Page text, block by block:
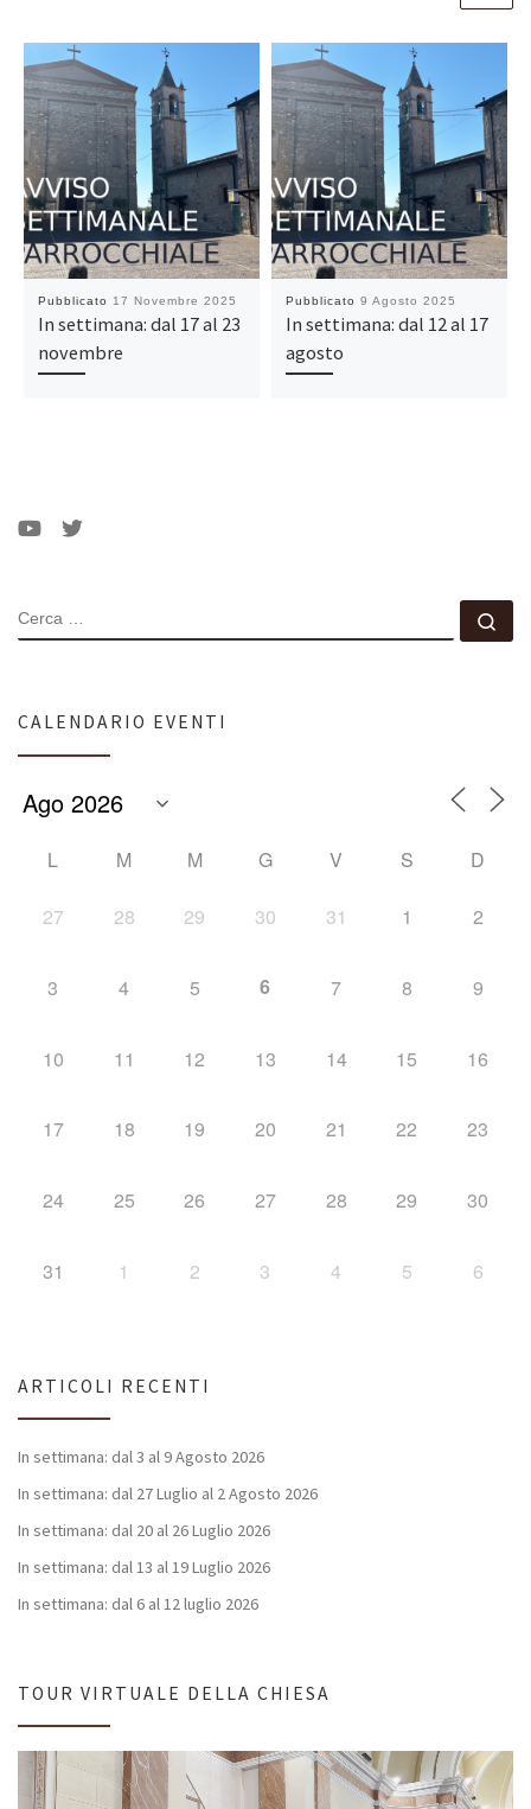
Pubblicato 17 Novembre 2025
In settimana: dal 17 al 23
novembre
Pubblicato 9 Agosto 2025
In settimana: dal 12 al 17
agosto
CERCA
CALENDARIO EVENTI
L M M G V S D
27 28 29 30 31 1 2
3 4 5 6 7 8 9
10 11 12 13 14 15 16
17 18 19 20 21 22 23
24 25 26 27 28 29 30
31 1 2 3 4 5 6
ARTICOLI RECENTI
In settimana: dal 3 al 9 Agosto 2026
In settimana: dal 27 Luglio al 2 Agosto 2026
In settimana: dal 20 al 26 Luglio 2026
In settimana: dal 13 al 19 Luglio 2026
In settimana: dal 6 al 12 luglio 2026
TOUR VIRTUALE DELLA CHIESA
Video
Player